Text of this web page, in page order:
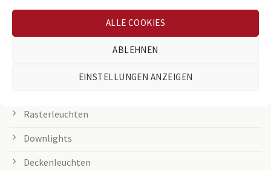
ALLE COOKIES
ABLEHNEN
EINSTELLUNGEN ANZEIGEN
BELIEBTE KATEGORIEN
Rasterleuchten
Downlights
Deckenleuchten